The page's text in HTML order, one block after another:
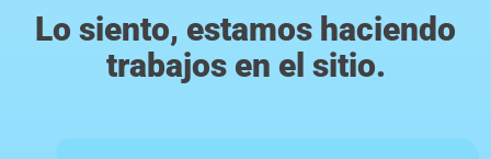
Lo siento, estamos haciendo
trabajos en el sitio.